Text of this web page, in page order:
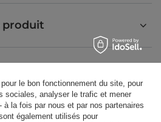
produit
le bon fonctionnement du site, pour
sociales, analyser le trafic et mener
la fois par nous et par nos partenaires
également utilisés pour